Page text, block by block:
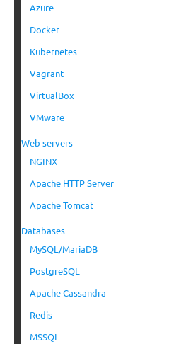
Azure
Docker
Kubernetes
Vagrant
VirtualBox
VMware
Web servers
NGINX
Apache HTTP Server
Apache Tomcat
Databases
MySQL/MariaDB
PostgreSQL
Apache Cassandra
Redis
MSSQL